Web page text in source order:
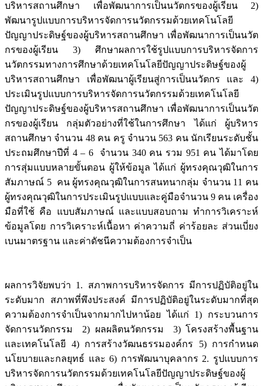
บริหารสถานศึกษา เพื่อพัฒนาการเป็นนวัตกรของผู้เรียน 2)
พัฒนารูปแบบการบริหารจัดการนวัตกรรมด้วยเทคโนโลยี
ปัญญาประดิษฐ์ของผู้บริหารสถานศึกษา เพื่อพัฒนาการเป็นนวัต
กรของผู้เรียน 3) ศึกษาผลการใช้รูปแบบการบริหารจัดการ
นวัตกรรมทางการศึกษาด้วยเทคโนโลยีปัญญาประดิษฐ์ของผู้
บริหารสถานศึกษา เพื่อพัฒนาผู้เรียนสู่การเป็นนวัตกร และ 4)
ประเมินรูปแบบการบริหารจัดการนวัตกรรมด้วยเทคโนโลยี
ปัญญาประดิษฐ์ของผู้บริหารสถานศึกษา เพื่อพัฒนาการเป็นนวัต
กรของผู้เรียน กลุ่มตัวอย่างที่ใช้ในการศึกษา ได้แก่ ผู้บริหาร
สถานศึกษา จำนวน 48 คน ครู จำนวน 563 คน นักเรียนระดับชั้น
ประถมศึกษาปีที่ 4 – 6 จำนวน 340 คน รวม 951 คน ได้มาโดย
การสุ่มแบบหลายขั้นตอน ผู้ให้ข้อมูล ได้แก่ ผู้ทรงคุณวุฒิในการ
สัมภาษณ์ 5 คน ผู้ทรงคุณวุฒิในการสนทนากลุ่ม จำนวน 11 คน
ผู้ทรงคุณวุฒิในการประเมินรูปแบบและคู่มือจำนวน 9 คน เครื่อง
มือที่ใช้ คือ แบบสัมภาษณ์ และแบบสอบถาม ทำการวิเคราะห์
ข้อมูลโดย การวิเคราะห์เนื้อหา ค่าความถี่ ค่าร้อยละ ส่วนเบี่ยง
เบนมาตรฐาน และค่าดัชนีความต้องการจำเป็น
ผลการวิจัยพบว่า 1. สภาพการบริหารจัดการ มีการปฏิบัติอยู่ใน
ระดับมาก สภาพที่พึงประสงค์ มีการปฏิบัติอยู่ในระดับมากที่สุด
ความต้องการจำเป็นจากมากไปหาน้อย ได้แก่ 1) กระบวนการ
จัดการนวัตกรรม 2) ผลผลิตนวัตกรรม 3) โครงสร้างพื้นฐาน
และเทคโนโลยี 4) การสร้างวัฒนธรรมองค์กร 5) การกำหนด
นโยบายและกลยุทธ์ และ 6) การพัฒนาบุคลากร 2. รูปแบบการ
บริหารจัดการนวัตกรรมด้วยเทคโนโลยีปัญญาประดิษฐ์ของผู้